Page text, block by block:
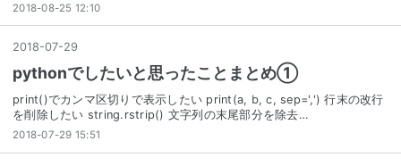
2018-08-25 12:10
2018-07-29
pythonでしたいと思ったことまとめ①
print()でカンマ区切りで表示したい print(a, b, c, sep=',') 行末の改行
を削除したい string.rstrip() 文字列の末尾部分を除去…
2018-07-29 15:51